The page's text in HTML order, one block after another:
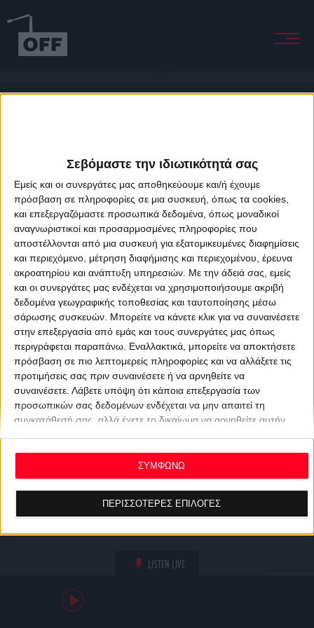
Σεβόμαστε την ιδιωτικότητά σας
Εμείς και οι συνεργάτες μας αποθηκεύουμε και/ή έχουμε
πρόσβαση σε πληροφορίες σε μια συσκευή, όπως τα cookies,
και επεξεργαζόμαστε προσωπικά δεδομένα, όπως μοναδικοί
αναγνωριστικοί και προσαρμοσμένες πληροφορίες που
αποστέλλονται από μια συσκευή για εξατομικευμένες διαφημίσεις
και περιεχόμενο, μέτρηση διαφήμισης και περιεχομένου, έρευνα
ακροατηρίου και ανάπτυξη υπηρεσιών. Με την άδειά σας, εμείς
και οι συνεργάτες μας ενδέχεται να χρησιμοποιήσουμε ακριβή
δεδομένα γεωγραφικής τοποθεσίας και ταυτοποίησης μέσω
σάρωσης συσκευών. Μπορείτε να κάνετε κλικ για να συναινέσετε
στην επεξεργασία από εμάς και τους συνεργάτες μας όπως
περιγράφεται παραπάνω. Εναλλακτικά, μπορείτε να αποκτήσετε
πρόσβαση σε πιο λεπτομερείς πληροφορίες και να αλλάξετε τις
προτιμήσεις σας πριν συναινέσετε ή να αρνηθείτε να
συναινέσετε. Λάβετε υπόψη ότι κάποια επεξεργασία των
προσωπικών σας δεδομένων ενδέχεται να μην απαιτεί τη
συγκατάθεσή σας, αλλά έχετε το δικαίωμα να αρνηθείτε αυτήν
ανακαλέσετε τη συγκατάθεσή σας ανά πάσα στιγμή
επιστρέφοντας σε αυτόν τον ιστότοπο και κάνοντας κλικ στο
κουμπί "Απορρήτου" στο κάτω μέρος της ιστοσελίδας.
ΠΕΡΙΣΣΟΤΕΡΕΣ ΕΠΙΛΟΓΕΣ
ΣΥΜΦΩΝΩ
LISTEN LIVE
About Offradio Business Class Terms & Conditions
Privacy Policy
Designed & developed byporcupine colors&Fotis Alexandrou